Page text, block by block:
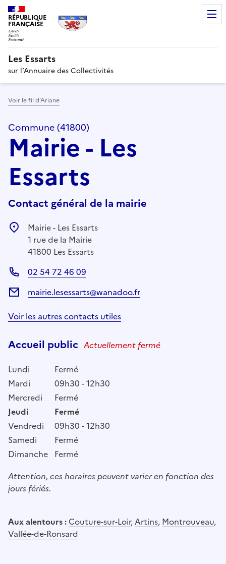
RÉPUBLIQUE
FRANÇAISE
Les Essarts
sur l’Annuaire des Collectivités
Voir le fil d’Ariane
Commune (41800)
Mairie - Les
Essarts
Contact général de la mairie
Mairie - Les Essarts
1 rue de la Mairie
41800 Les Essarts
02 54 72 46 09
mairie.lesessarts@wanadoo.fr
Voir les autres contacts utiles
Accueil public Actuellement fermé
Lundi
Fermé
Mardi
09h30 - 12h30
Mercredi
Fermé
Jeudi
Fermé
Vendredi
09h30 - 12h30
Samedi
Fermé
Dimanche Fermé
Attention, ces horaires peuvent varier en fonction des
jours fériés.
Aux alentours : Couture-sur-Loir,Artins, Montrouveau,
Vallée-de-Ronsard